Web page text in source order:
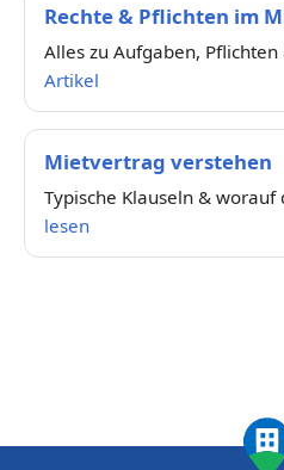
Rechte & Pflichten im
Alles zu Aufgaben,
Artikel
Mietvertrag verstehen
Typische Klauseln & worauf
lesen